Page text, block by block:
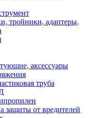
тройники, адаптеры,
аксессуары
труба
защиты от вредителей